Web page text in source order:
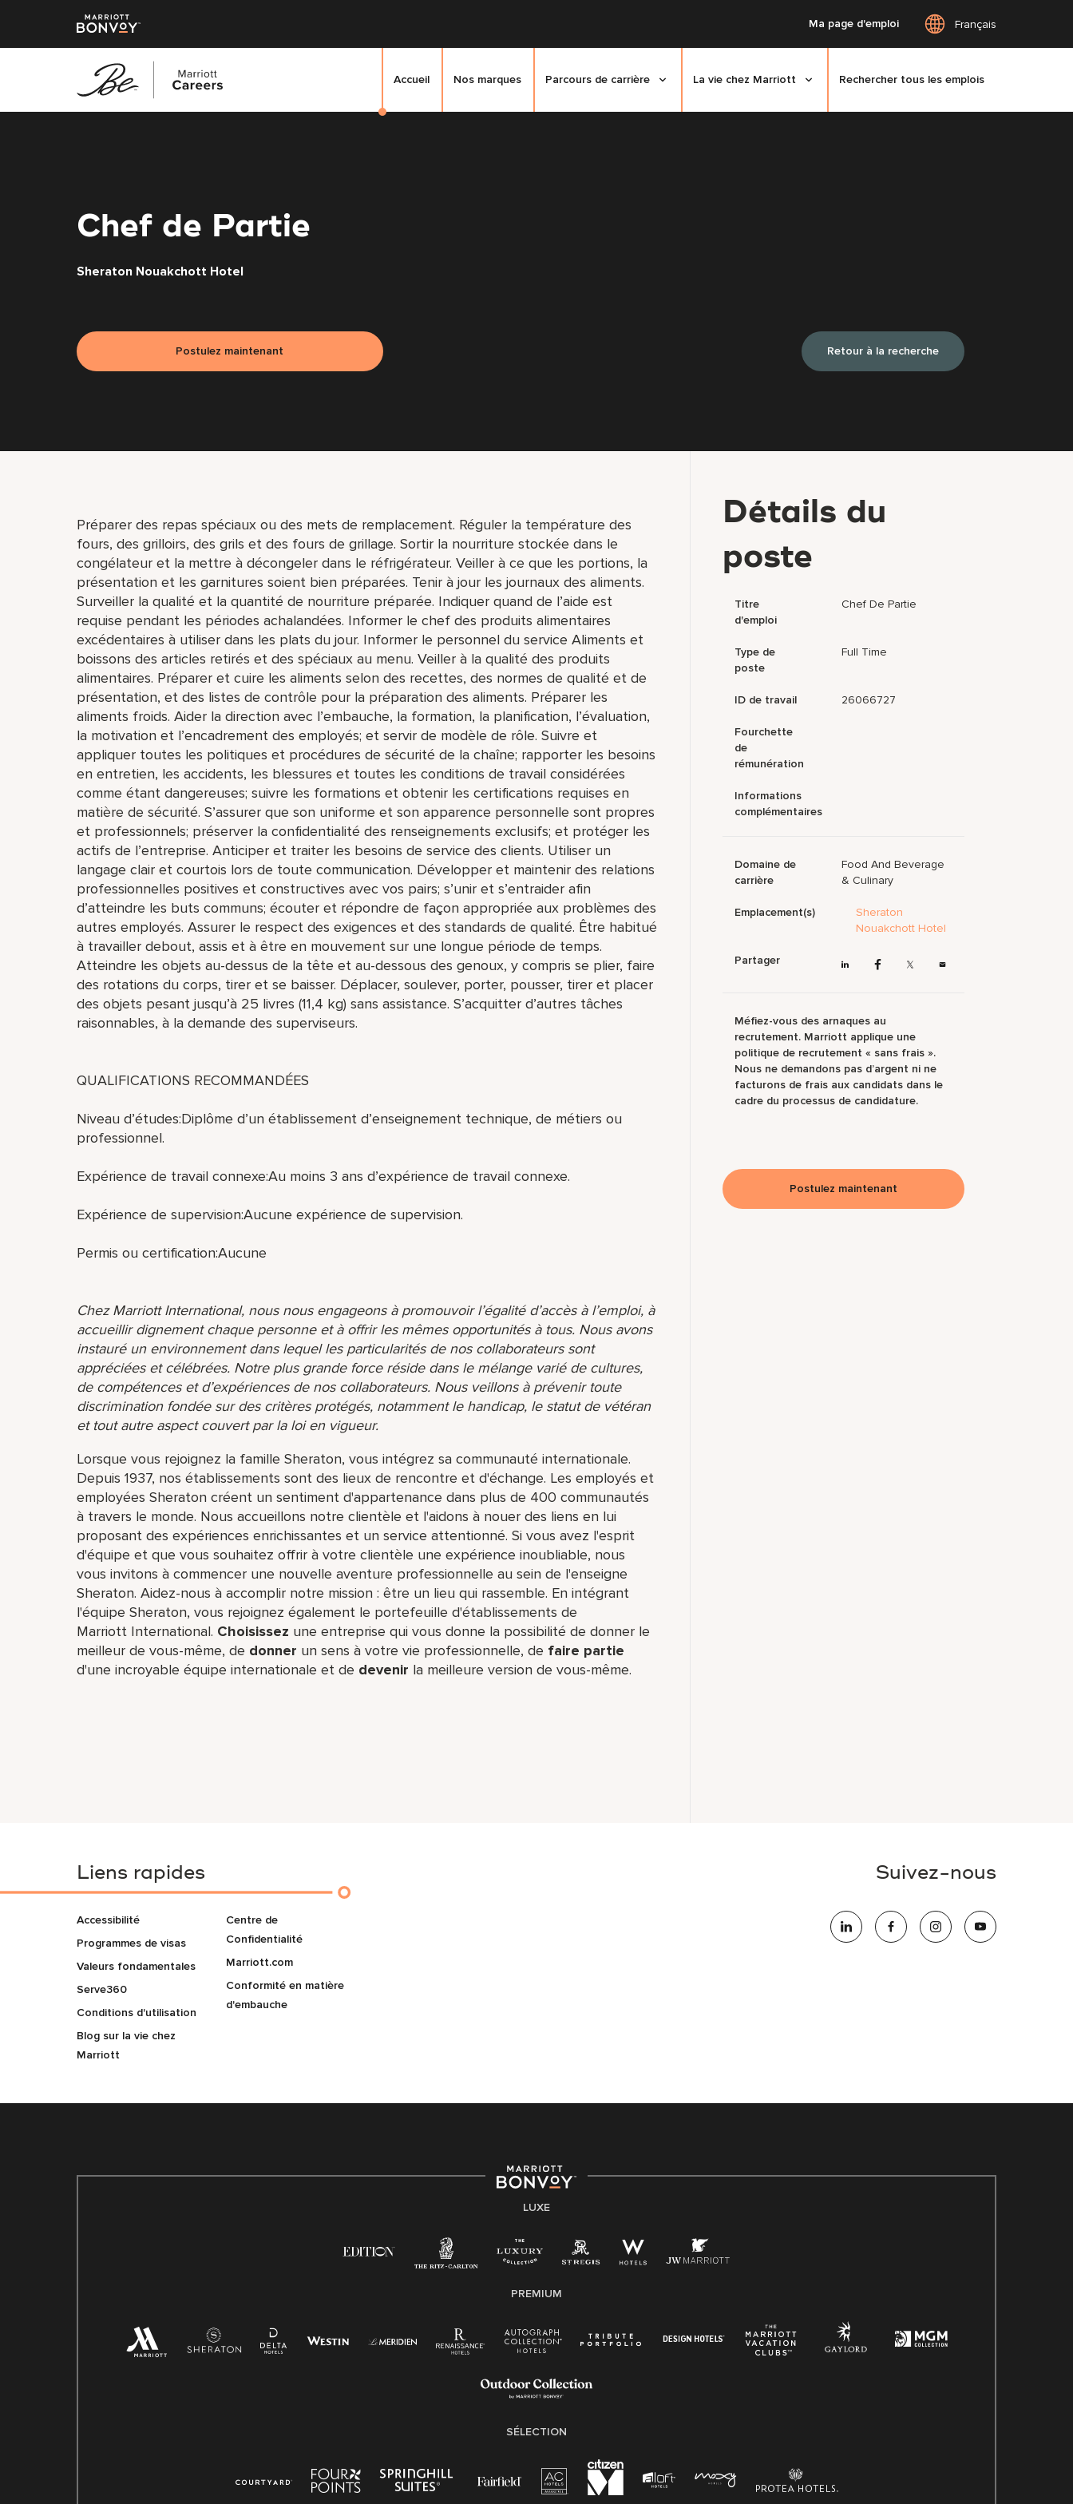
Ma page d'emploi Français
Accueil Nos marques Parcours de carrière La vie chez Marriott Rechercher tous les emplois
Chef de Partie
Sheraton Nouakchott Hotel
Postulez maintenant Retour à la recherche
Préparer des repas spéciaux ou des mets de remplacement. Réguler la température des
fours, des grilloirs, des grils et des fours de grillage. Sortir la nourriture stockée dans le
congélateur et la mettre à décongeler dans le réfrigérateur. Veiller à ce que les portions, la
présentation et les garnitures soient bien préparées. Tenir à jour les journaux des aliments.
Surveiller la qualité et la quantité de nourriture préparée. Indiquer quand de l’aide est
requise pendant les périodes achalandées. Informer le chef des produits alimentaires
excédentaires à utiliser dans les plats du jour. Informer le personnel du service Aliments et
boissons des articles retirés et des spéciaux au menu. Veiller à la qualité des produits
alimentaires. Préparer et cuire les aliments selon des recettes, des normes de qualité et de
présentation, et des listes de contrôle pour la préparation des aliments. Préparer les
aliments froids. Aider la direction avec l’embauche, la formation, la planification, l’évaluation,
la motivation et l’encadrement des employés; et servir de modèle de rôle. Suivre et
appliquer toutes les politiques et procédures de sécurité de la chaîne; rapporter les besoins
en entretien, les accidents, les blessures et toutes les conditions de travail considérées
comme étant dangereuses; suivre les formations et obtenir les certifications requises en
matière de sécurité. S’assurer que son uniforme et son apparence personnelle sont propres
et professionnels; préserver la confidentialité des renseignements exclusifs; et protéger les
actifs de l’entreprise. Anticiper et traiter les besoins de service des clients. Utiliser un
langage clair et courtois lors de toute communication. Développer et maintenir des relations
professionnelles positives et constructives avec vos pairs; s’unir et s’entraider afin
d’atteindre les buts communs; écouter et répondre de façon appropriée aux problèmes des
autres employés. Assurer le respect des exigences et des standards de qualité. Être habitué
à travailler debout, assis et à être en mouvement sur une longue période de temps.
Atteindre les objets au-dessus de la tête et au-dessous des genoux, y compris se plier, faire
des rotations du corps, tirer et se baisser. Déplacer, soulever, porter, pousser, tirer et placer
des objets pesant jusqu’à 25 livres (11,4 kg) sans assistance. S’acquitter d’autres tâches
raisonnables, à la demande des superviseurs.
QUALIFICATIONS RECOMMANDÉES
Niveau d’études:Diplôme d’un établissement d’enseignement technique, de métiers ou
professionnel.
Expérience de travail connexe:Au moins 3 ans d’expérience de travail connexe.
Expérience de supervision:Aucune expérience de supervision.
Permis ou certification:Aucune
Chez Marriott International, nous nous engageons à promouvoir l’égalité d’accès à l’emploi, à
accueillir dignement chaque personne et à offrir les mêmes opportunités à tous. Nous avons
instauré un environnement dans lequel les particularités de nos collaborateurs sont
appréciées et célébrées. Notre plus grande force réside dans le mélange varié de cultures,
de compétences et d’expériences de nos collaborateurs. Nous veillons à prévenir toute
discrimination fondée sur des critères protégés, notamment le handicap, le statut de vétéran
et tout autre aspect couvert par la loi en vigueur.
Lorsque vous rejoignez la famille Sheraton, vous intégrez sa communauté internationale.
Depuis 1937, nos établissements sont des lieux de rencontre et d'échange. Les employés et
employées Sheraton créent un sentiment d'appartenance dans plus de 400 communautés
à travers le monde. Nous accueillons notre clientèle et l'aidons à nouer des liens en lui
proposant des expériences enrichissantes et un service attentionné. Si vous avez l'esprit
d'équipe et que vous souhaitez offrir à votre clientèle une expérience inoubliable, nous
vous invitons à commencer une nouvelle aventure professionnelle au sein de l'enseigne
Sheraton. Aidez-nous à accomplir notre mission : être un lieu qui rassemble. En intégrant
l'équipe Sheraton, vous rejoignez également le portefeuille d'établissements de
Marriott International. Choisissez une entreprise qui vous donne la possibilité de donner le
meilleur de vous-même,​ de donner un sens à votre vie professionnelle, de faire partie
d'une incroyable équipe​ internationale et de devenir la meilleure version de vous-même.
Détails du
poste
Titre
d'emploi
Chef De Partie
Type de
poste
Full Time
ID de travail 26066727
Fourchette
de
rémunération
Informations
complémentaires
Domaine de
carrière
Food And Beverage
& Culinary
Emplacement(s)
Sheraton
Nouakchott Hotel
Partager
Méfiez-vous des arnaques au
recrutement. Marriott applique une
politique de recrutement « sans frais ».
Nous ne demandons pas d’argent ni ne
facturons de frais aux candidats dans le
cadre du processus de candidature.
Postulez maintenant
Liens rapides
Accessibilité
Programmes de visas
Valeurs fondamentales
Serve360
Conditions d'utilisation
Blog sur la vie chez
Marriott
Centre de
Confidentialité
Marriott.com
Conformité en matière
d'embauche
Suivez-nous
LUXE
PREMIUM
SÉLECTION